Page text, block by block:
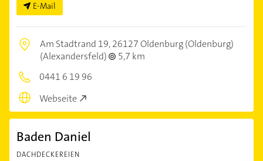
E-Mail
Am Stadtrand 19,26127 Oldenburg (Oldenburg)
(Alexandersfeld)
5,7 km
0441 6 19 96
Webseite
Baden Daniel
DACHDECKEREIEN